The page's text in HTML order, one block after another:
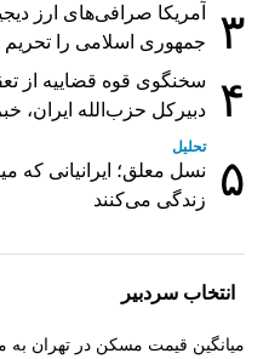
۳
آمریکا صرافی‌های ارز
جمهوری اسلامی را تحریم
۴
سخنگوی قوه قضاییه از
دبیر‌کل حزب‌الله ایران،
۵
تحلیل
نسل معلق؛ ایرانیانی که
زندگی می‌کنند
انتخاب سردبیر